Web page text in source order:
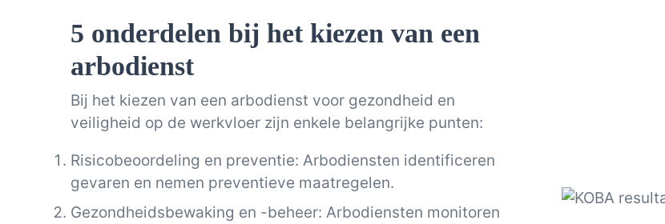
5 onderdelen bij het kiezen van een
arbodienst
Bij het kiezen van een arbodienst voor gezondheid en
veiligheid op de werkvloer zijn enkele belangrijke punten:
Risicobeoordeling en preventie: Arbodiensten identificeren
gevaren en nemen preventieve maatregelen.
Gezondheidsbewaking en -beheer: Arbodiensten monitoren